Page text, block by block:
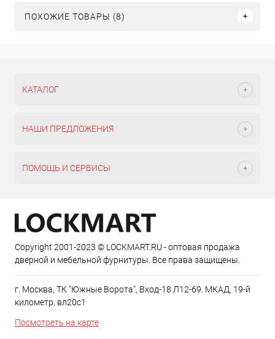
ПОХОЖИЕ ТОВАРЫ (8)
КАТАЛОГ
НАШИ ПРЕДЛОЖЕНИЯ
ПОМОЩЬ И СЕРВИСЫ
Copyright 2001-2023 © LOCKMART.RU - оптовая продажа
дверной и мебельной фурнитуры. Все права защищены.
г. Москва, ТК "Южные Ворота", Вход-18 Л12-69. МКАД, 19-й
километр, вл20с1
Посмотреть на карте